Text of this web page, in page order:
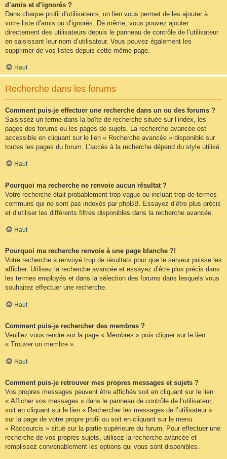
d’amis et d’ignorés ?
Dans chaque profil d’utilisateurs, un lien vous permet de les ajouter à
votre liste d’amis ou d’ignorés. De même, vous pouvez ajouter
directement des utilisateurs depuis le panneau de contrôle de l’utilisateur
en saisissant leur nom d’utilisateur. Vous pouvez également les
supprimer de vos listes depuis cette même page.
Haut
Recherche dans les forums
Comment puis-je effectuer une recherche dans un ou des forums ?
Saisissez un terme dans la boîte de recherche située sur l’index, les
pages des forums ou les pages de sujets. La recherche avancée est
accessible en cliquant sur le lien « Recherche avancée » disponible sur
toutes les pages du forum. L’accès à la recherche dépend du style utilisé.
Haut
Pourquoi ma recherche ne renvoie aucun résultat ?
Votre recherche était probablement trop vague ou incluait trop de termes
communs qui ne sont pas indexés par phpBB. Essayez d’être plus précis
et d’utiliser les différents filtres disponibles dans la recherche avancée.
Haut
Pourquoi ma recherche renvoie à une page blanche ?!
Votre recherche a renvoyé trop de résultats pour que le serveur puisse les
afficher. Utilisez la recherche avancée et essayez d’être plus précis dans
les termes employés et dans la sélection des forums dans lesquels vous
souhaitez effectuer une recherche.
Haut
Comment puis-je rechercher des membres ?
Veuillez vous rendre sur la page « Membres » puis cliquer sur le lien
« Trouver un membre ».
Haut
Comment puis-je retrouver mes propres messages et sujets ?
Vos propres messages peuvent être affichés soit en cliquant sur le lien
« Afficher vos messages » dans le panneau de contrôle de l’utilisateur,
soit en cliquant sur le lien « Rechercher les messages de l’utilisateur »
sur la page de votre propre profil ou soit en cliquant sur le menu
« Raccourcis » situé sur la partie supérieure du forum. Pour effectuer une
recherche de vos propres sujets, utilisez la recherche avancée et
remplissez convenablement les options qui vous sont disponibles.